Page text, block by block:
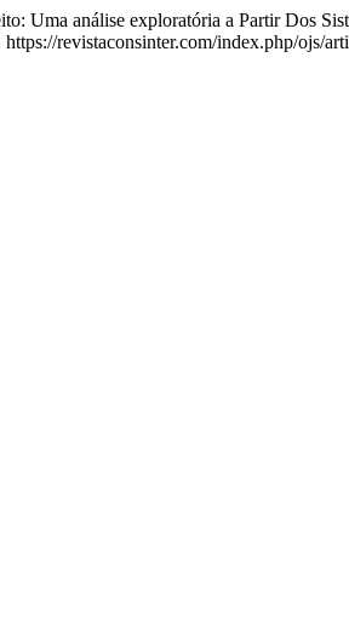
Uma análise exploratória a Partir Dos
revistaconsinter.com/index.php/ojs/